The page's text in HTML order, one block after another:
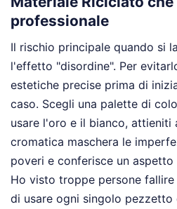
professionale
Il rischio principale quando si
l'effetto "disordine". Per
estetiche precise prima di
caso. Scegli una palette di
usare l'oro e il bianco, attieniti
cromatica maschera le
poveri e conferisce un
Ho visto troppe persone
di usare ogni singolo